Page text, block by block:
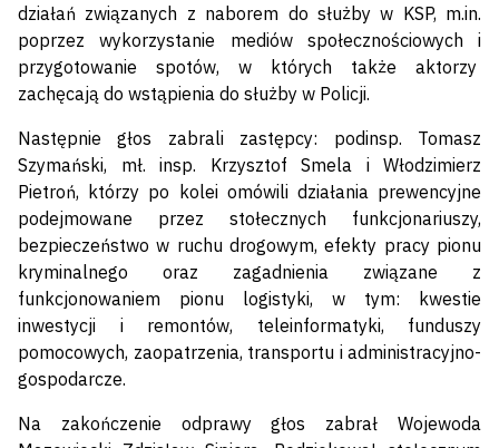
działań związanych z naborem do służby w KSP, m.in.
poprzez wykorzystanie mediów społecznościowych i
przygotowanie spotów, w których także aktorzy
zachęcają do wstąpienia do służby w Policji.
Następnie głos zabrali zastępcy: podinsp. Tomasz
Szymański, mł. insp. Krzysztof Smela i Włodzimierz
Pietroń, którzy po kolei omówili działania prewencyjne
podejmowane przez stołecznych funkcjonariuszy,
bezpieczeństwo w ruchu drogowym, efekty pracy pionu
kryminalnego oraz zagadnienia związane z
funkcjonowaniem pionu logistyki, w tym: kwestie
inwestycji i remontów, teleinformatyki, funduszy
pomocowych, zaopatrzenia, transportu i administracyjno-
gospodarcze.
Na zakończenie odprawy głos zabrał Wojewoda